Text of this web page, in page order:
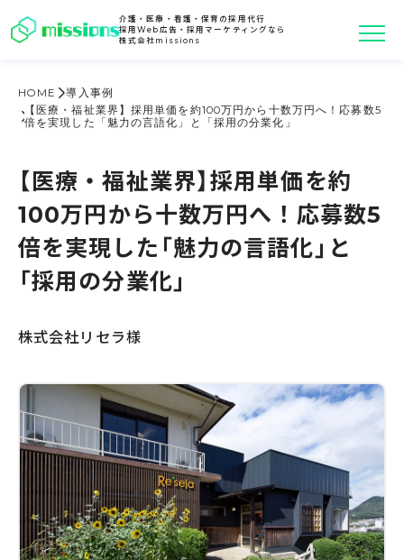
介護・医療・看護・保育の採用代行
採用Web広告・採用マーケティングなら
株式会社missions
HOME
導入事例
【医療・福祉業界】採用単価を約100万円から十数万円へ！応募数5
倍を実現した「魅力の言語化」と「採用の分業化」
【医療・福祉業界】採用単価を約
100万円から十数万円へ！応募数5
倍を実現した「魅力の言語化」と
「採用の分業化」
株式会社リセラ様